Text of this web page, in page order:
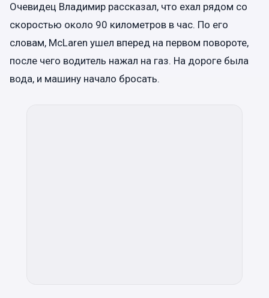
Очевидец Владимир рассказал, что ехал рядом со
скоростью около 90 километров в час. По его
словам, McLaren ушел вперед на первом повороте,
после чего водитель нажал на газ. На дороге была
вода, и машину начало бросать.